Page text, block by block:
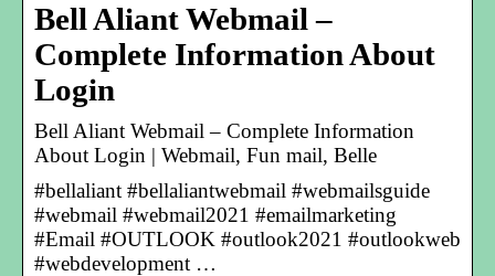
Bell Aliant Webmail –
Complete Information About
Login
Bell Aliant Webmail – Complete Information
About Login | Webmail, Fun mail, Belle
#bellaliant #bellaliantwebmail #webmailsguide
#webmail #webmail2021 #emailmarketing
#Email #OUTLOOK #outlook2021 #outlookweb
#webdevelopment …